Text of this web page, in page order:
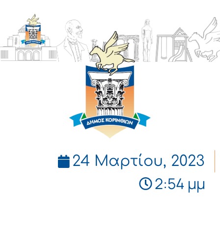
ΔΗΜΟΣ
ΚΟΡΙΝΘΙΩΝ
24 Μαρτίου, 2023
2:54 μμ